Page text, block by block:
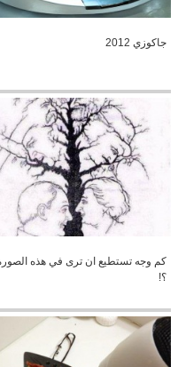
جاكوزي 2012
كم وجه تستطيع ان ترى في هذه
؟!